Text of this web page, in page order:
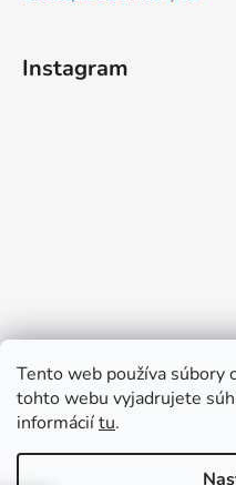
Tento web používa súbory
tohto webu vyjadrujete
informáciítu.
Instagram
Sledovať na